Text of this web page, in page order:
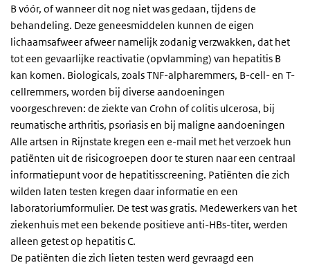
B vóór, of wanneer dit nog niet was gedaan, tijdens de
behandeling. Deze geneesmiddelen kunnen de eigen
lichaamsafweer afweer namelijk zodanig verzwakken, dat het
tot een gevaarlijke reactivatie (opvlamming) van hepatitis B
kan komen. Biologicals, zoals TNF-alpharemmers, B-cell- en T-
cellremmers, worden bij diverse aandoeningen
voorgeschreven: de ziekte van Crohn of colitis ulcerosa, bij
reumatische arthritis, psoriasis en bij maligne aandoeningen
Alle artsen in Rijnstate kregen een e-mail met het verzoek hun
patiënten uit de risicogroepen door te sturen naar een centraal
informatiepunt voor de hepatitisscreening. Patiënten die zich
wilden laten testen kregen daar informatie en een
laboratoriumformulier. De test was gratis. Medewerkers van het
ziekenhuis met een bekende positieve anti-HBs-titer, werden
alleen getest op hepatitis C.
De patiënten die zich lieten testen werd gevraagd een